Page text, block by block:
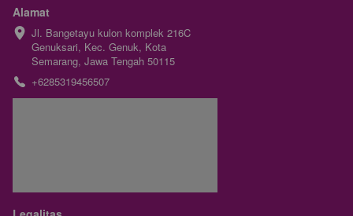
Alamat
Jl. Bangetayu kulon komplek 216C
Genuksari, Kec. Genuk, Kota
Semarang, Jawa Tengah 50115
+6285319456507